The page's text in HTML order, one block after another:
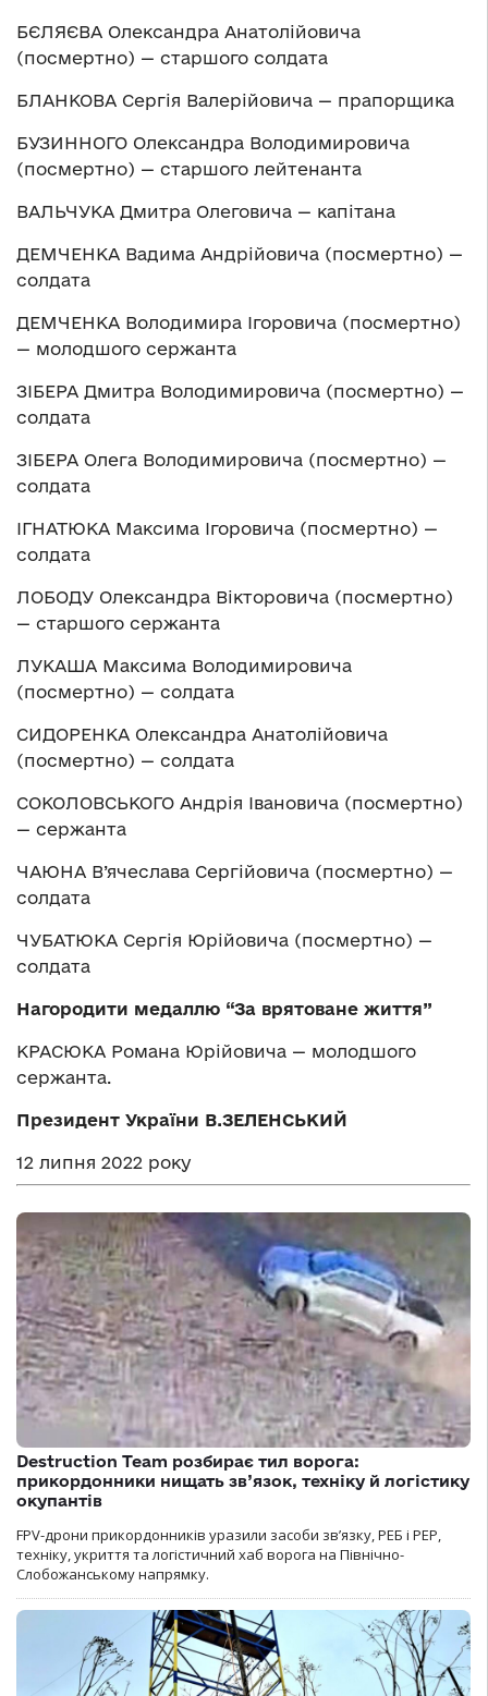
БЄЛЯЄВА Олександра Анатолійовича
(посмертно) — старшого солдата
БЛАНКОВА Сергія Валерійовича — прапорщика
БУЗИННОГО Олександра Володимировича
(посмертно) — старшого лейтенанта
ВАЛЬЧУКА Дмитра Олеговича — капітана
ДЕМЧЕНКА Вадима Андрійовича (посмертно) —
солдата
ДЕМЧЕНКА Володимира Ігоровича (посмертно)
— молодшого сержанта
ЗІБЕРА Дмитра Володимировича (посмертно) —
солдата
ЗІБЕРА Олега Володимировича (посмертно) —
солдата
ІГНАТЮКА Максима Ігоровича (посмертно) —
солдата
ЛОБОДУ Олександра Вікторовича (посмертно)
— старшого сержанта
ЛУКАША Максима Володимировича
(посмертно) — солдата
СИДОРЕНКА Олександра Анатолійовича
(посмертно) — солдата
СОКОЛОВСЬКОГО Андрія Івановича (посмертно)
— сержанта
ЧАЮНА В’ячеслава Сергійовича (посмертно) —
солдата
ЧУБАТЮКА Сергія Юрійовича (посмертно) —
солдата
Нагородити медаллю “За врятоване життя”
КРАСЮКА Романа Юрійовича — молодшого
сержанта.
Президент України В.ЗЕЛЕНСЬКИЙ
12 липня 2022 року
Destruction Team розбирає тил ворога:
прикордонники нищать зв’язок, техніку й логістику
окупантів
FPV-дрони прикордонників уразили засоби зв’язку, РЕБ і РЕР,
техніку, укриття та логістичний хаб ворога на Північно-
Слобожанському напрямку.